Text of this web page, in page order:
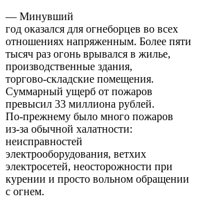
— Минувший
год оказался для огнеборцев во всех
отношениях напряженным. Более пяти
тысяч раз огонь врывался в жилье,
производственные здания,
торгово-складские помещения.
Суммарный ущерб от пожаров
превысил 33 миллиона рублей.
По-прежнему было много пожаров
из-за обычной халатности:
неисправностей
электрооборудования, ветхих
электросетей, неосторожности при
курении и просто вольном обращении
с огнем.